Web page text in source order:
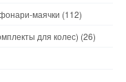
маячки (112)
для колес) (26)